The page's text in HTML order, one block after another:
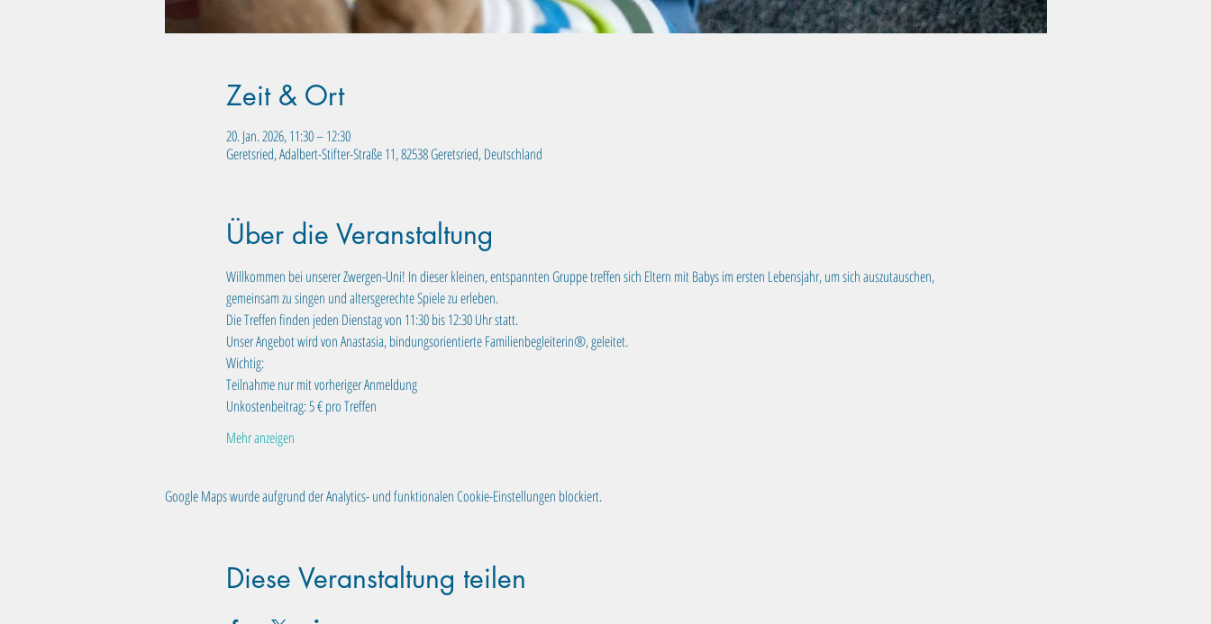
Zeit & Ort
20. Jan. 2026, 11:30 – 12:30
Geretsried, Adalbert-Stifter-Straße 11, 82538 Geretsried, Deutschland
Über die Veranstaltung
Willkommen bei unserer Zwergen-Uni! In dieser kleinen, entspannten Gruppe treffen sich Eltern mit Babys im ersten Lebensjahr, um sich auszutauschen,
gemeinsam zu singen und altersgerechte Spiele zu erleben.
Die Treffen finden jeden Dienstag von 11:30 bis 12:30 Uhr statt.
Unser Angebot wird von Anastasia, bindungsorientierte Familienbegleiterin®, geleitet.
Wichtig:
Teilnahme nur mit vorheriger Anmeldung
Unkostenbeitrag: 5 € pro Treffen
Mehr anzeigen
Google Maps wurde aufgrund der Analytics- und funktionalen Cookie-Einstellungen blockiert.
Diese Veranstaltung teilen